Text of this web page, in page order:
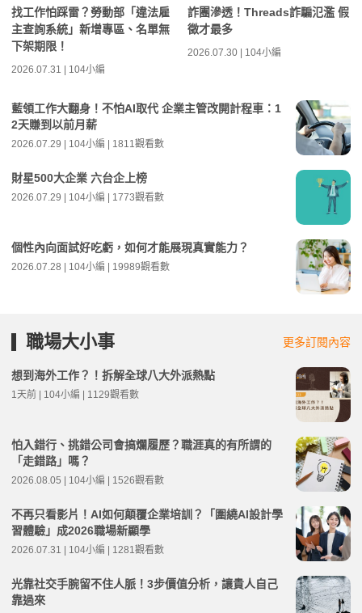
找工作怕踩雷？勞動部「違法雇
主查詢系統」新增專區、名單無
下架期限！
2026.07.31 | 104小編
詐團滲透！Threads詐騙氾濫 假
徵才最多
2026.07.30 | 104小編
藍領工作大翻身！不怕AI取代 企業主管改開計程車：1
2天賺到以前月薪
2026.07.29 | 104小編 | 1811觀看數
財星500大企業 六台企上榜
2026.07.29 | 104小編 | 1773觀看數
個性內向面試好吃虧，如何才能展現真實能力？
2026.07.28 | 104小編 | 19989觀看數
職場大小事 更多訂閱內容
想到海外工作？！拆解全球八大外派熱點
1天前 | 104小編 | 1129觀看數
怕入錯行、挑錯公司會搞爛履歷？職涯真的有所謂的
「走錯路」嗎？
2026.08.05 | 104小編 | 1526觀看數
不再只看影片！AI如何顛覆企業培訓？「圍繞AI設計學
習體驗」成2026職場新顯學
2026.07.31 | 104小編 | 1281觀看數
光靠社交手腕留不住人脈！3步價值分析，讓貴人自己
靠過來